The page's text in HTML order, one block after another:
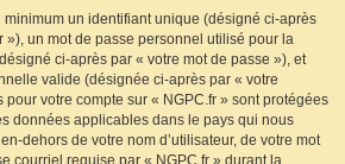
minimum un identifiant unique (désigné ci-après
»), un mot de passe personnel utilisé pour la
ci-après par « votre mot de passe »), et
valide (désignée ci-après par « votre
pour votre compte sur « NGPC.fr » sont protégées
données applicables dans le pays qui nous
dehors de votre nom d’utilisateur, de votre mot